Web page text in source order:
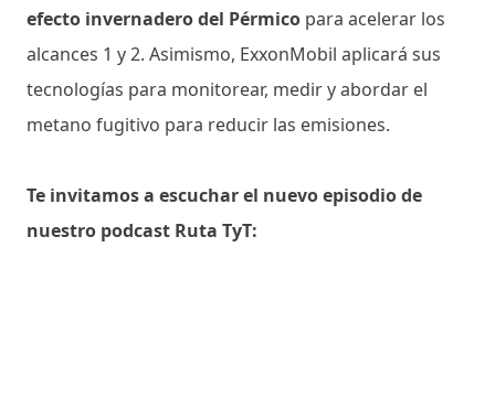
efecto invernadero del Pérmico para acelerar los
alcances 1 y 2. Asimismo, ExxonMobil aplicará sus
tecnologías para monitorear, medir y abordar el
metano fugitivo para reducir las emisiones.
Te invitamos a escuchar el nuevo episodio de
nuestro podcast Ruta TyT: